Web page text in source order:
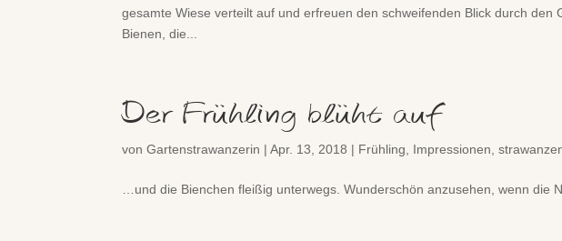
gesamte Wiese verteilt auf und erfreuen den schweifenden Blick durch den
Bienen, die...
Der Frühling blüht auf
vonGartenstrawanzerin |Apr. 13, 2018 | Frühling Impressionen ,
…und die Bienchen fleißig unterwegs. Wunderschön anzusehen, wenn die